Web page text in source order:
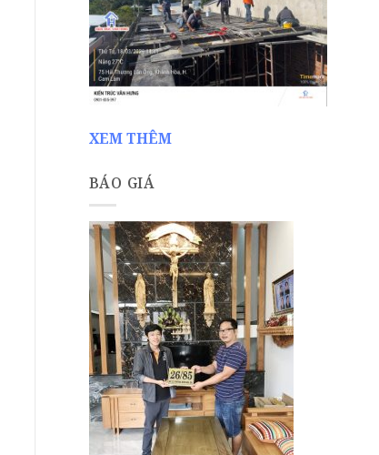
XEM THÊM
BÁO GIÁ